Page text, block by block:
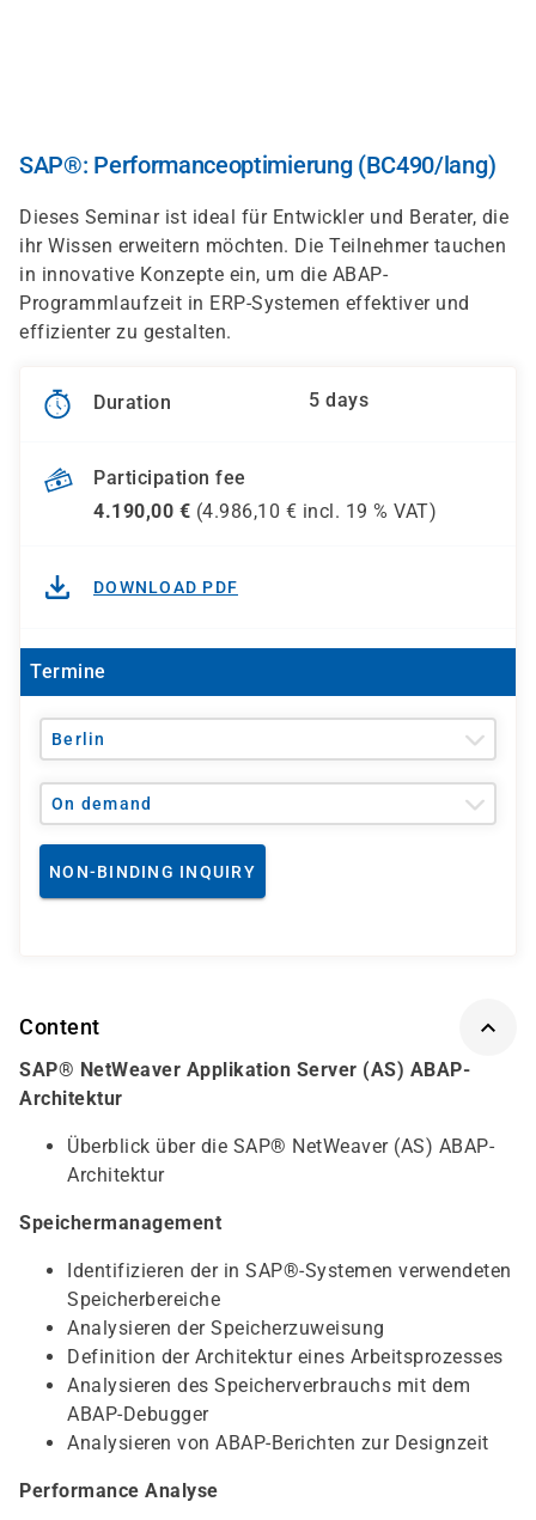
SAP®: Performanceoptimierung (BC490/lang)
Dieses Seminar ist ideal für Entwickler und Berater, die
ihr Wissen erweitern möchten. Die Teilnehmer tauchen
in innovative Konzepte ein, um die ABAP-
Programmlaufzeit in ERP-Systemen effektiver und
effizienter zu gestalten.
Duration 5 days
Participation fee
4.190,00 € (4.986,10 € incl. 19 % VAT)
DOWNLOAD PDF
Termine
Berlin
On demand
NON-BINDING INQUIRY
Content
SAP® NetWeaver Applikation Server (AS) ABAP-
Architektur
Überblick über die SAP® NetWeaver (AS) ABAP-
Architektur
Speichermanagement
Identifizieren der in SAP®-Systemen verwendeten
Speicherbereiche
Analysieren der Speicherzuweisung
Definition der Architektur eines Arbeitsprozesses
Analysieren des Speicherverbrauchs mit dem
ABAP-Debugger
Analysieren von ABAP-Berichten zur Designzeit
Performance Analyse